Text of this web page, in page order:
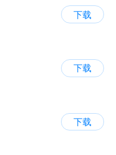
下载
下载
下载